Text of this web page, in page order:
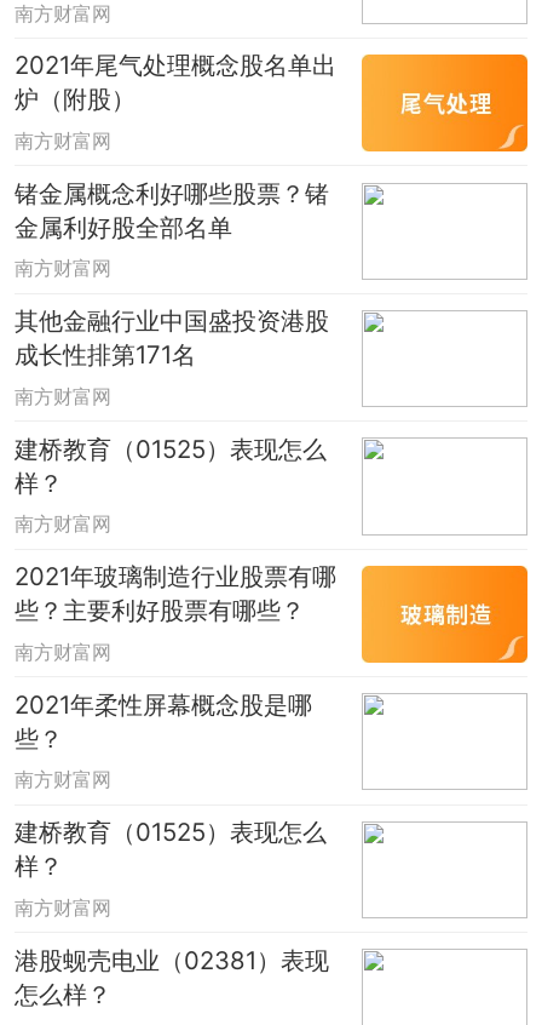
南方财富网
2021年尾气处理概念股名单出
炉（附股）
南方财富网
锗金属概念利好哪些股票？锗
金属利好股全部名单
南方财富网
其他金融行业中国盛投资港股
成长性排第171名
南方财富网
建桥教育（01525）表现怎么
样？
南方财富网
2021年玻璃制造行业股票有哪
些？主要利好股票有哪些？
南方财富网
2021年柔性屏幕概念股是哪
些？
南方财富网
建桥教育（01525）表现怎么
样？
南方财富网
港股蚬壳电业（02381）表现
怎么样？